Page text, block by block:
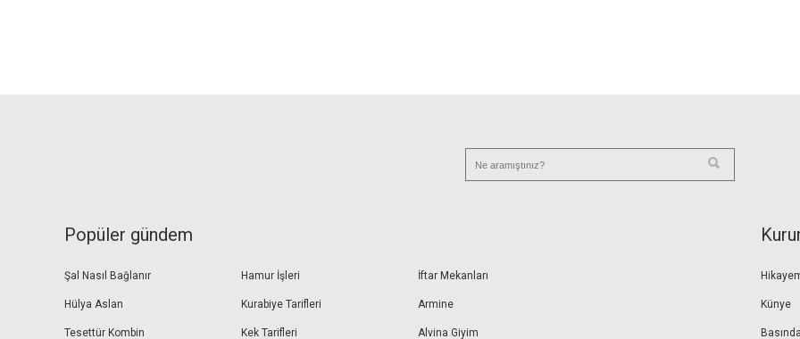
Popüler gündem
Şal Nasıl Bağlanır
Hülya Aslan
Tesettür Kombin
Hamur İşleri
Kurabiye Tarifleri
Kek Tarifleri
İftar Mekanları
Armine
Alvina Giyim
Künye